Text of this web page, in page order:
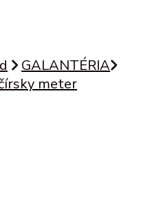
GALANTÉRIA
meter